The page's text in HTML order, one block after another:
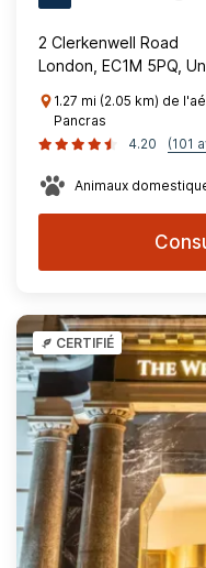
2 Clerkenwell Road
London, EC1M 5PQ,
1.27 mi (2.05 km) de
Pancras
4.20
(101
Animaux
CERTIFIÉ